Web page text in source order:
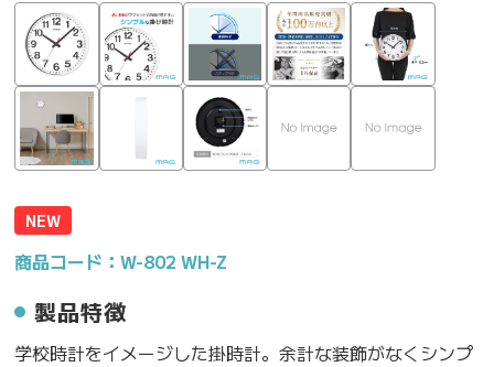
NEW
商品コード：W-802 WH-Z
製品特徴
学校時計をイメージした掛時計。余計な装飾がなくシンプ